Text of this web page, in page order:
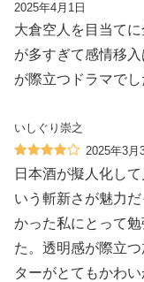
2025年4月1日
大倉空人を目当て
が多すぎて感情移
が際立つドラマでし
いしぐり崇之
2025年3月
日本酒が擬人化し
いう斬新さが魅力
かった私にとって
た。透明感が際立
ターがとてもかわい